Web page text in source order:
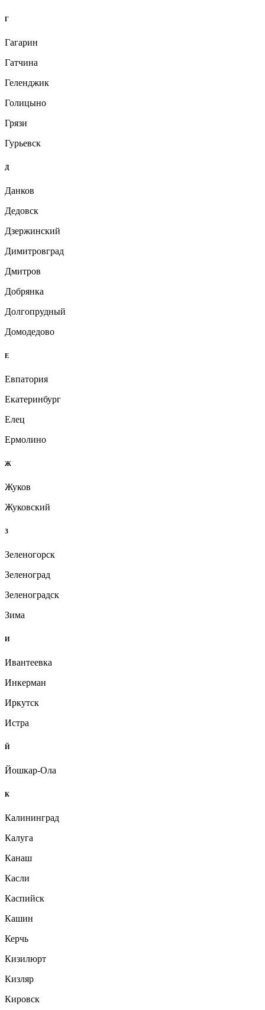
Г
Гагарин
Гатчина
Геленджик
Голицыно
Грязи
Гурьевск
Д
Данков
Дедовск
Дзержинский
Димитровград
Дмитров
Добрянка
Долгопрудный
Домодедово
Е
Евпатория
Екатеринбург
Елец
Ермолино
Ж
Жуков
Жуковский
З
Зеленогорск
Зеленоград
Зеленоградск
Зима
И
Ивантеевка
Инкерман
Иркутск
Истра
Й
Йошкар-Ола
К
Калининград
Калуга
Канаш
Касли
Каспийск
Кашин
Керчь
Кизилюрт
Кизляр
Кировск